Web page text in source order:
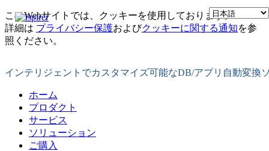
このWebサイトでは、クッキーを使用しております。
詳細は プライバシー保護およびクッキーに関する通知を参
照ください。
インテリジェントでカスタマイズ可能なDB/アプリ自動変換
ホーム
プロダクト
サービス
ソリューション
ご購入